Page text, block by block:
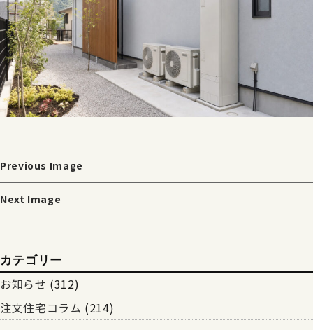
Previous Image
Next Image
カテゴリー
お知らせ (312)
注文住宅コラム (214)